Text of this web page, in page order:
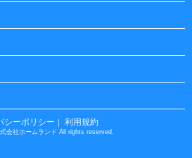
シーポリシー 利用規約
会社ホームランド All rights reserved.